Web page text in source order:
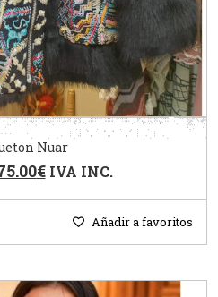
Nuar
€ IVA INC.
Añadir a favoritos